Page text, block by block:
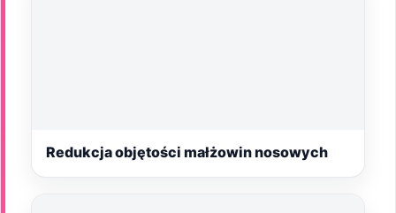
Redukcja objętości małżowin nosowych